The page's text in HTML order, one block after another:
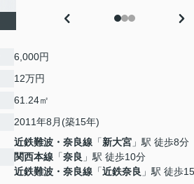
6,000円
12万円
61.24㎡
2011年8月(築15年)
近鉄難波・奈良線 「新大宮 」駅 徒歩8分
関西本線 「奈良 」駅 徒歩10分
近鉄難波・奈良線 「近鉄奈良 」駅 徒歩